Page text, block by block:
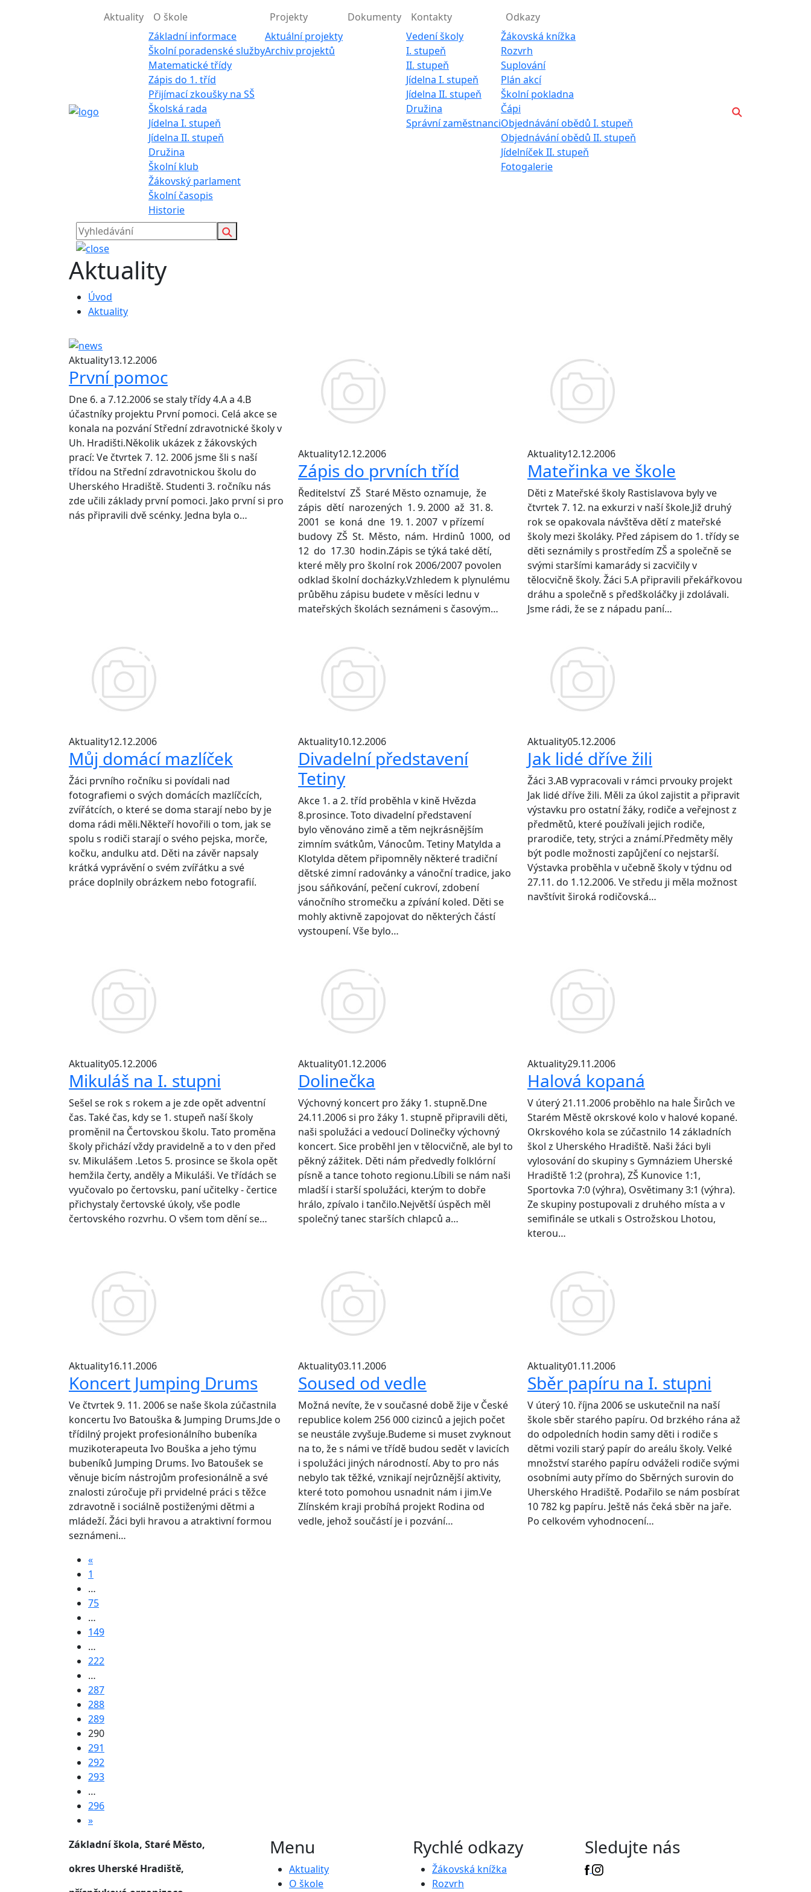
Aktuality
O škole
Základní informace
Školní poradenské služby
Matematické třídy
Zápis do 1. tříd
Přijímací zkoušky na SŠ
Školská rada
Jídelna I. stupeň
Jídelna II. stupeň
Družina
Školní klub
Žákovský parlament
Školní časopis
Historie
Projekty
Aktuální projekty
Archiv projektů
Dokumenty
Kontakty
Vedení školy
I. stupeň
II. stupeň
Jídelna I. stupeň
Jídelna II. stupeň
Družina
Správní zaměstnanci
Odkazy
Žákovská knížka
Rozvrh
Suplování
Plán akcí
Školní pokladna
Čápi
Objednávání obědů I. stupeň
Objednávání obědů II. stupeň
Jídelníček II. stupeň
Fotogalerie
Aktuality
Úvod
Aktuality
Aktuality13.12.2006
První pomoc
Dne 6. a 7.12.2006 se staly třídy 4.A a 4.B
účastníky projektu První pomoci. Celá akce se
konala na pozvání Střední zdravotnické školy v
Uh. Hradišti.Několik ukázek z žákovských
prací: Ve čtvrtek 7. 12. 2006 jsme šli s naší
třídou na Střední zdravotnickou školu do
Uherského Hradiště. Studenti 3. ročníku nás
zde učili základy první pomoci. Jako první si pro
nás připravili dvě scénky. Jedna byla o…
Aktuality12.12.2006
Zápis do prvních tříd
Ředitelství ZŠ Staré Město oznamuje, že
zápis dětí narozených 1. 9. 2000 až 31. 8.
2001 se koná dne 19. 1. 2007 v přízemí
budovy ZŠ St. Město, nám. Hrdinů 1000, od
12 do 17.30 hodin.Zápis se týká také dětí,
které měly pro školní rok 2006/2007 povolen
odklad školní docházky.Vzhledem k plynulému
průběhu zápisu budete v měsíci lednu v
mateřských školách seznámeni s časovým…
Aktuality12.12.2006
Mateřinka ve škole
Děti z Mateřské školy Rastislavova byly ve
čtvrtek 7. 12. na exkurzi v naší škole.Již druhý
rok se opakovala návštěva dětí z mateřské
školy mezi školáky. Před zápisem do 1. třídy se
děti seznámily s prostředím ZŠ a společně se
svými staršími kamarády si zacvičily v
tělocvičně školy. Žáci 5.A připravili překářkovou
dráhu a společně s předškoláčky ji zdolávali.
Jsme rádi, že se z nápadu paní…
Aktuality12.12.2006
Můj domácí mazlíček
Žáci prvního ročníku si povídali nad
fotografiemi o svých domácích mazlíčcích,
zvířátcích, o které se doma starají nebo by je
doma rádi měli.Někteří hovořili o tom, jak se
spolu s rodiči starají o svého pejska, morče,
kočku, andulku atd. Děti na závěr napsaly
krátká vyprávění o svém zvířátku a své
práce doplnily obrázkem nebo fotografií.
Aktuality10.12.2006
Divadelní představení
Tetiny
Akce 1. a 2. tříd proběhla v kině Hvězda
8.prosince. Toto divadelní představení
bylo věnováno zimě a těm nejkrásnějším
zimním svátkům, Vánocům. Tetiny Matylda a
Klotylda dětem připomněly některé tradiční
dětské zimní radovánky a vánoční tradice, jako
jsou sáňkování, pečení cukroví, zdobení
vánočního stromečku a zpívání koled. Děti se
mohly aktivně zapojovat do některých částí
vystoupení. Vše bylo…
Aktuality05.12.2006
Jak lidé dříve žili
Žáci 3.AB vypracovali v rámci prvouky projekt
Jak lidé dříve žili. Měli za úkol zajistit a připravit
výstavku pro ostatní žáky, rodiče a veřejnost z
předmětů, které používali jejich rodiče,
prarodiče, tety, strýci a známí.Předměty měly
být podle možnosti zapůjčení co nejstarší.
Výstavka proběhla v učebně školy v týdnu od
27.11. do 1.12.2006. Ve středu ji měla možnost
navštívit široká rodičovská…
Aktuality05.12.2006
Mikuláš na I. stupni
Sešel se rok s rokem a je zde opět adventní
čas. Také čas, kdy se 1. stupeň naší školy
proměnil na Čertovskou školu. Tato proměna
školy přichází vždy pravidelně a to v den před
sv. Mikulášem .Letos 5. prosince se škola opět
hemžila čerty, anděly a Mikuláši. Ve třídách se
vyučovalo po čertovsku, paní učitelky - čertice
přichystaly čertovské úkoly, vše podle
čertovského rozvrhu. O všem tom dění se…
Aktuality01.12.2006
Dolinečka
Výchovný koncert pro žáky 1. stupně.Dne
24.11.2006 si pro žáky 1. stupně připravili děti,
naši spolužáci a vedoucí Dolinečky výchovný
koncert. Sice proběhl jen v tělocvičně, ale byl to
pěkný zážitek. Děti nám předvedly folklórní
písně a tance tohoto regionu.Líbili se nám naši
mladší i starší spolužáci, kterým to dobře
hrálo, zpívalo i tančilo.Největší úspěch měl
společný tanec starších chlapců a…
Aktuality29.11.2006
Halová kopaná
V úterý 21.11.2006 proběhlo na hale Širůch ve
Starém Městě okrskové kolo v halové kopané.
Okrskového kola se zúčastnilo 14 základních
škol z Uherského Hradiště. Naši žáci byli
vylosování do skupiny s Gymnáziem Uherské
Hradiště 1:2 (prohra), ZŠ Kunovice 1:1,
Sportovka 7:0 (výhra), Osvětimany 3:1 (výhra).
Ze skupiny postupovali z druhého místa a v
semifinále se utkali s Ostrožskou Lhotou,
kterou…
Aktuality16.11.2006
Koncert Jumping Drums
Ve čtvrtek 9. 11. 2006 se naše škola zúčastnila
koncertu Ivo Batouška & Jumping Drums.Jde o
třídilný projekt profesionálního bubeníka
muzikoterapeuta Ivo Bouška a jeho týmu
bubeníků Jumping Drums. Ivo Batoušek se
věnuje bicím nástrojům profesionálně a své
znalosti zúročuje při prvidelné práci s těžce
zdravotně i sociálně postiženými dětmi a
mládeží. Žáci byli hravou a atraktivní formou
seznámeni…
Aktuality03.11.2006
Soused od vedle
Možná nevíte, že v současné době žije v České
republice kolem 256 000 cizinců a jejich počet
se neustále zvyšuje.Budeme si muset zvyknout
na to, že s námi ve třídě budou sedět v lavicích
i spolužáci jiných národností. Aby to pro nás
nebylo tak těžké, vznikají nejrůznější aktivity,
které toto pomohou usnadnit nám i jim.Ve
Zlínském kraji probíhá projekt Rodina od
vedle, jehož součástí je i pozvání…
Aktuality01.11.2006
Sběr papíru na I. stupni
V úterý 10. října 2006 se uskutečnil na naší
škole sběr starého papíru. Od brzkého rána až
do odpoledních hodin samy děti i rodiče s
dětmi vozili starý papír do areálu školy. Velké
množství starého papíru odváželi rodiče svými
osobními auty přímo do Sběrných surovin do
Uherského Hradiště. Podařilo se nám posbírat
10 782 kg papíru. Ještě nás čeká sběr na jaře.
Po celkovém vyhodnocení…
«
1
…
75
…
149
…
222
…
287
288
289
290
291
292
293
…
296
»
Základní škola, Staré Město,
okres Uherské Hradiště,
Menu
Aktuality
O škole
Rychlé odkazy
Žákovská knížka
Rozvrh
Sledujte nás